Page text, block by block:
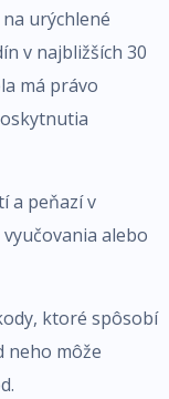
urýchlené
v najbližších 30
má právo
a peňazí v
alebo
ktoré spôsobí
neho môže